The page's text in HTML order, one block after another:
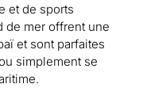
et de sports
de mer offrent une
et sont parfaites
simplement se